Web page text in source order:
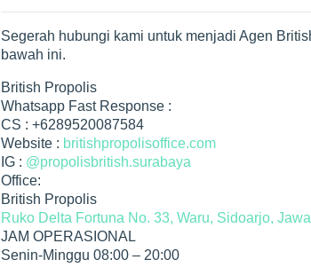
Segerah hubungi kami untuk menjadi Agen
bawah ini.
British Propolis
Whatsapp Fast Response :
CS : +6289520087584
Website : britishpropolisoffice.com
IG : @propolisbritish.surabaya
Office:
British Propolis
Ruko Delta Fortuna No. 33, Waru, Sidoarjo,
JAM OPERASIONAL
Senin-Minggu 08:00 – 20:00